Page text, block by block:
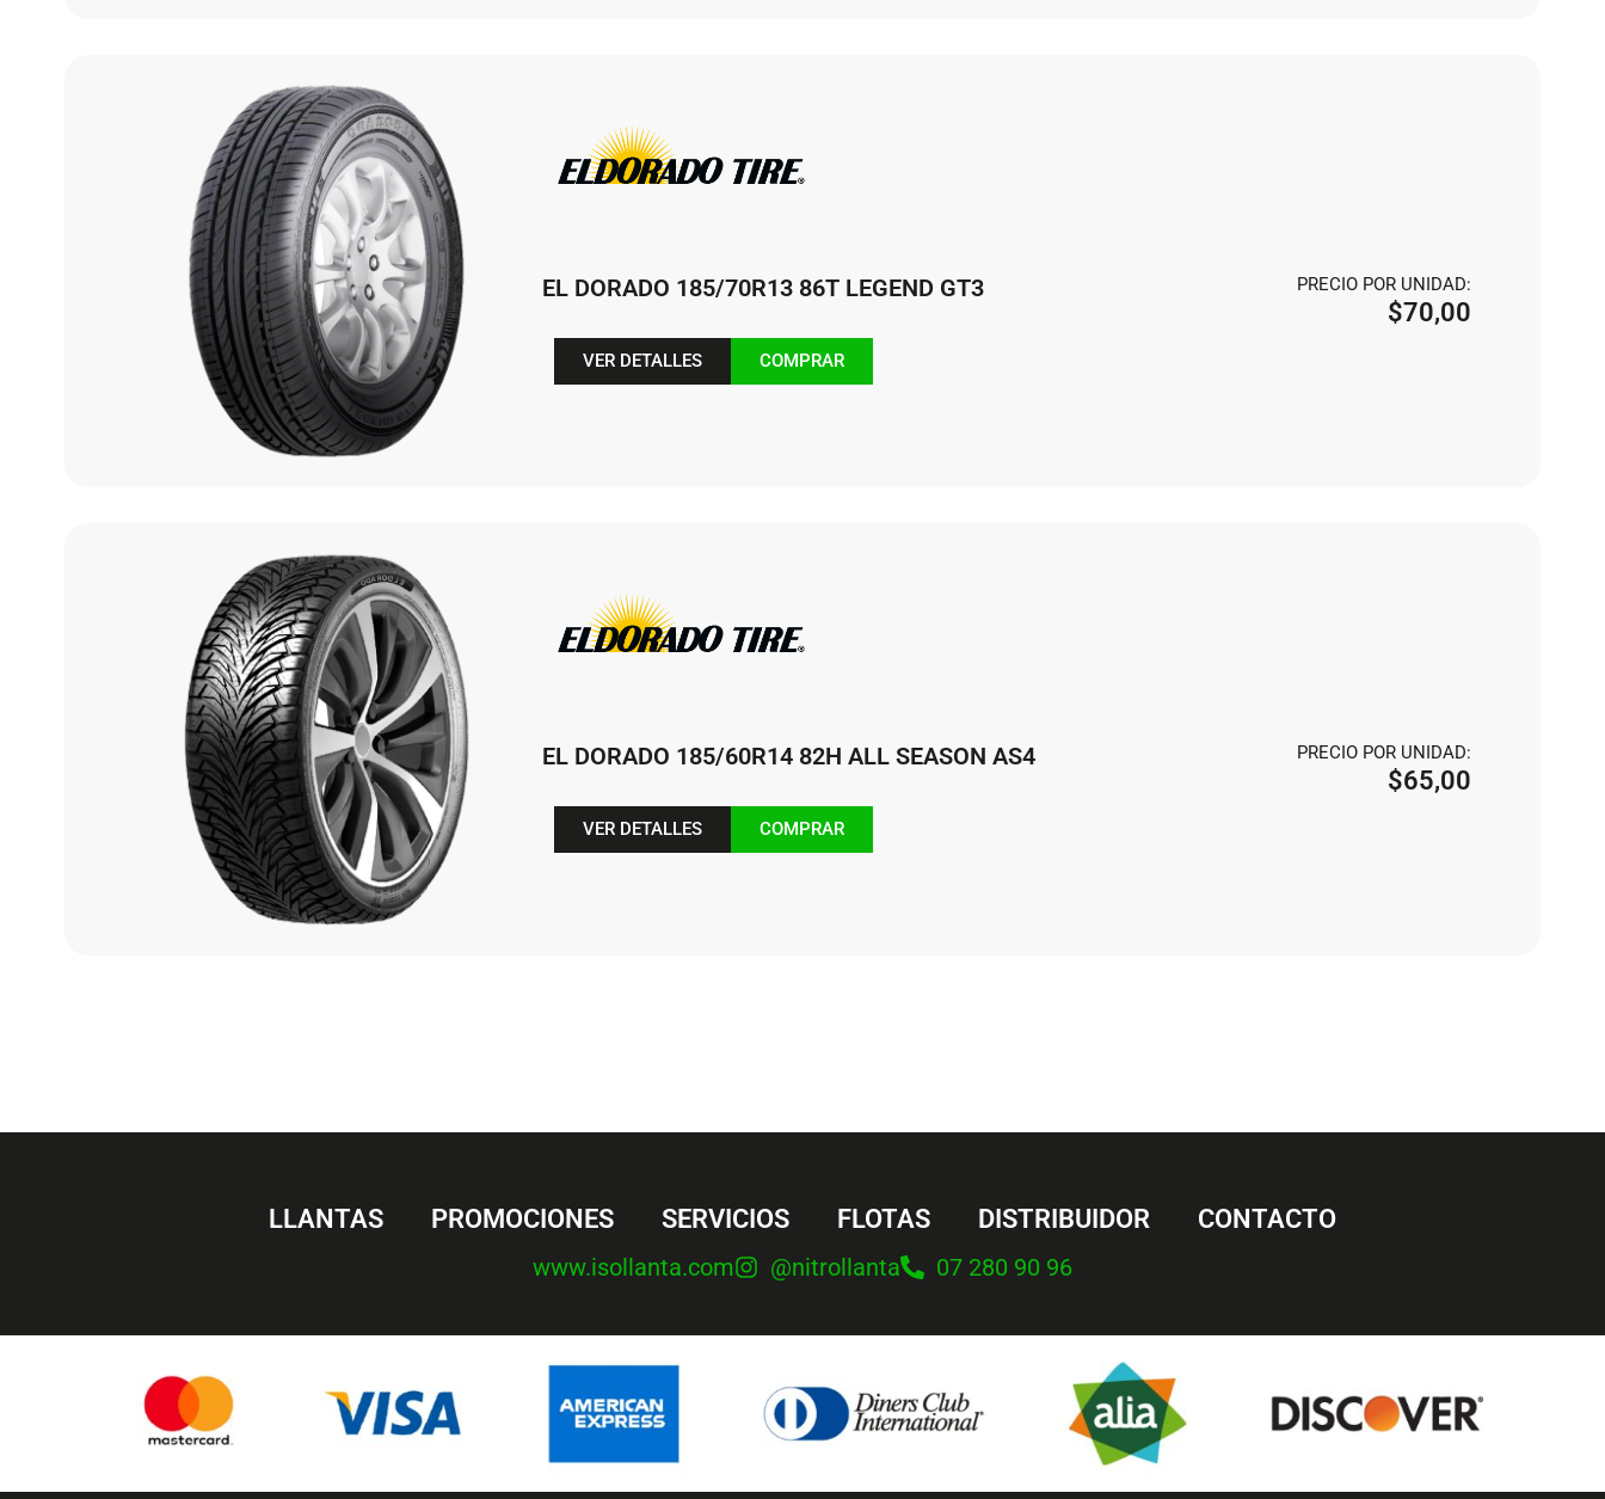
EL DORADO 185/70R13 86T LEGEND GT3 PRECIO POR UNIDAD:
$70,00
VER DETALLES COMPRAR
EL DORADO 185/60R14 82H ALL SEASON AS4 PRECIO POR UNIDAD:
$65,00
VER DETALLES COMPRAR
LLANTAS PROMOCIONES SERVICIOS FLOTAS DISTRIBUIDOR CONTACTO
www.isollanta.com @nitrollanta 07 280 90 96